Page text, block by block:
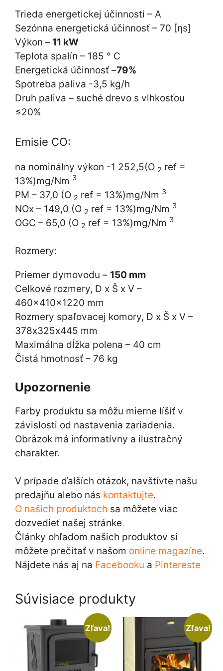
Trieda energetickej účinnosti – A
Sezónna energetická účinnosť – 70 [ηs]
Výkon – 11 kW
Teplota spalín – 185 ° C
Energetická účinnosť –79%
Spotreba paliva -3,5 kg/h
Druh paliva – suché drevo s vlhkosťou
≤20%
Emisie CO:
na nominálny výkon -1 252,5(O 2 ref =
13%)mg/Nm 3
PM – 37,0 (O 2 ref = 13%)mg/Nm 3
NOx – 149,0 (O 2 ref = 13%)mg/Nm 3
OGC – 65,0 (O 2 ref = 13%)mg/Nm 3
Rozmery:
Priemer dymovodu – 150 mm
Celkové rozmery, D x Š x V –
460x410x1220 mm
Rozmery spaľovacej komory, D x Š x V –
378х325х445 mm
Maximálna dĺžka polena – 40 cm
Čistá hmotnosť – 76 kg
Upozornenie
Farby produktu sa môžu mierne líšíť v
závislosti od nastavenia zariadenia.
Obrázok má informatívny a ilustračný
charakter.
V prípade ďalších otázok, navštívte našu
predajňu alebo nás kontaktujte.
O našich produktoch sa môžete viac
dozvedieť našej stránke.
Články ohľadom našich produktov si
môžete prečítať v našom online magazíne.
Nájdete nás aj na Facebooku a Pintereste
Súvisiace produkty
Zľava! Zľava!